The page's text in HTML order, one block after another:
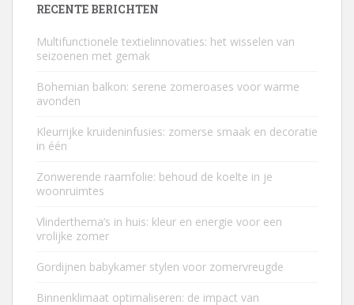
RECENTE BERICHTEN
Multifunctionele textielinnovaties: het wisselen van
seizoenen met gemak
Bohemian balkon: serene zomeroases voor warme
avonden
Kleurrijke kruideninfusies: zomerse smaak en decoratie
in één
Zonwerende raamfolie: behoud de koelte in je
woonruimtes
Vlinderthema’s in huis: kleur en energie voor een
vrolijke zomer
Gordijnen babykamer stylen voor zomervreugde
Binnenklimaat optimaliseren: de impact van